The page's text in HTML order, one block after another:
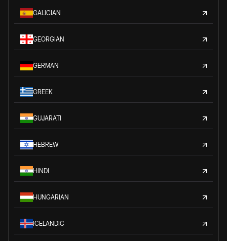
GALICIAN
GEORGIAN
GERMAN
GREEK
GUJARATI
HEBREW
HINDI
HUNGARIAN
ICELANDIC